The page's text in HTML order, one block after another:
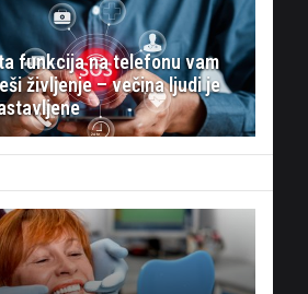
funkcija na telefonu vam
življenje – večina ljudi je